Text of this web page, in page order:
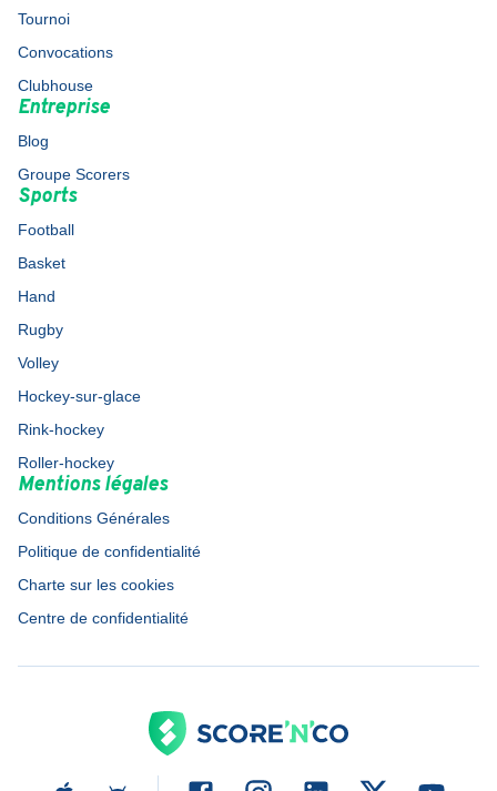
Tournoi
Convocations
Clubhouse
Entreprise
Blog
Groupe Scorers
Sports
Football
Basket
Hand
Rugby
Volley
Hockey-sur-glace
Rink-hockey
Roller-hockey
Mentions légales
Conditions Générales
Politique de confidentialité
Charte sur les cookies
Centre de confidentialité